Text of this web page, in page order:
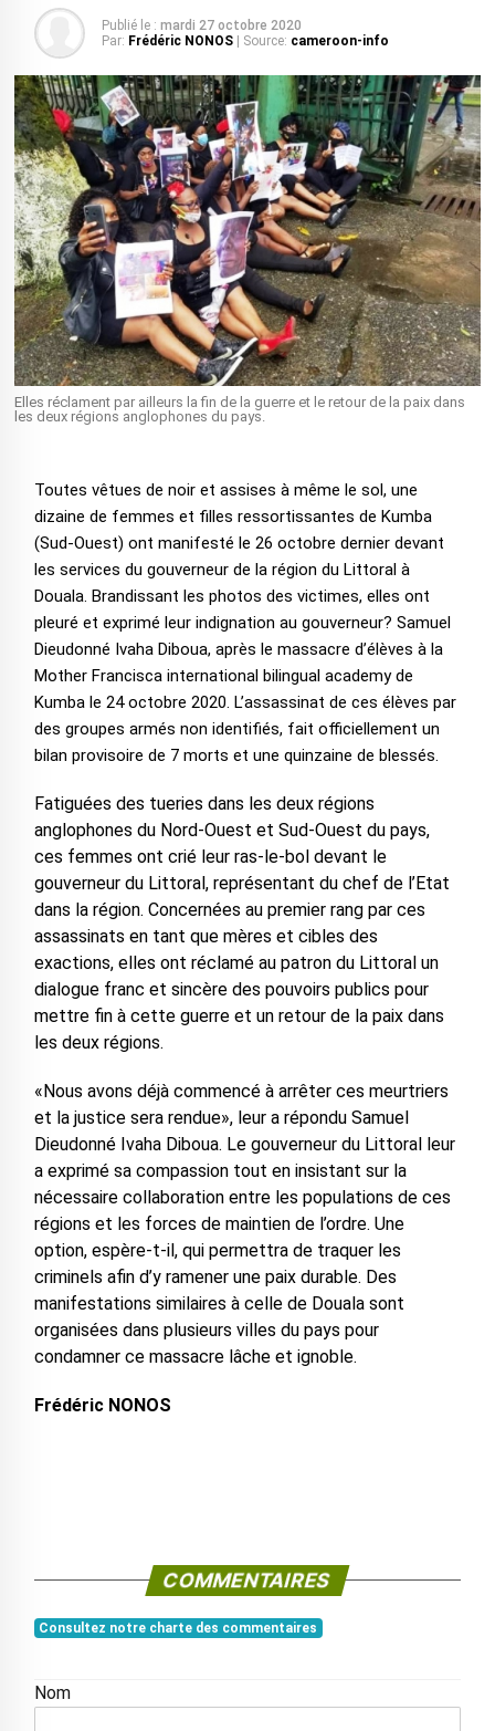
Publié le : mardi 27 octobre 2020
Par: Frédéric NONOS | Source: cameroon-info
Elles réclament par ailleurs la fin de la guerre et le retour de la paix dans
les deux régions anglophones du pays.
Toutes vêtues de noir et assises à même le sol, une
dizaine de femmes et filles ressortissantes de Kumba
(Sud-Ouest) ont manifesté le 26 octobre dernier devant
les services du gouverneur de la région du Littoral à
Douala. Brandissant les photos des victimes, elles ont
pleuré et exprimé leur indignation au gouverneur? Samuel
Dieudonné Ivaha Diboua, après le massacre d’élèves à la
Mother Francisca international bilingual academy de
Kumba le 24 octobre 2020. L’assassinat de ces élèves par
des groupes armés non identifiés, fait officiellement un
bilan provisoire de 7 morts et une quinzaine de blessés.
Fatiguées des tueries dans les deux régions
anglophones du Nord-Ouest et Sud-Ouest du pays,
ces femmes ont crié leur ras-le-bol devant le
gouverneur du Littoral, représentant du chef de l’Etat
dans la région. Concernées au premier rang par ces
assassinats en tant que mères et cibles des
exactions, elles ont réclamé au patron du Littoral un
dialogue franc et sincère des pouvoirs publics pour
mettre fin à cette guerre et un retour de la paix dans
les deux régions.
«Nous avons déjà commencé à arrêter ces meurtriers
et la justice sera rendue», leur a répondu Samuel
Dieudonné Ivaha Diboua. Le gouverneur du Littoral leur
a exprimé sa compassion tout en insistant sur la
nécessaire collaboration entre les populations de ces
régions et les forces de maintien de l’ordre. Une
option, espère-t-il, qui permettra de traquer les
criminels afin d’y ramener une paix durable. Des
manifestations similaires à celle de Douala sont
organisées dans plusieurs villes du pays pour
condamner ce massacre lâche et ignoble.
Frédéric NONOS
COMMENTAIRES
Consultez notre charte des commentaires
Nom